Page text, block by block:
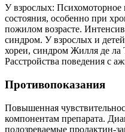
У взрослых: Психомоторное
состояния, особенно при
пожилом возрасте.
синдром. У взрослых и
хореи, синдром Жилля де ла
Расстройства поведения с
Противопоказания
Повышенная
компонентам препарата.
подозреваемые пролактин-